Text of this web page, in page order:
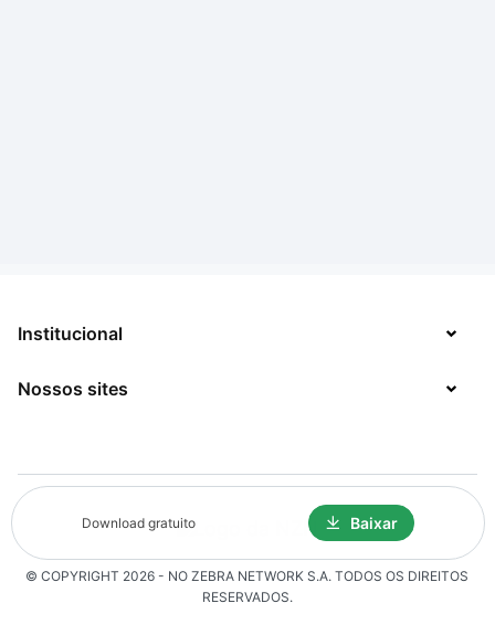
Download gratuito Baixar
Institucional
Sobre
Jobs
Política de Privacidade
Solicitação de Exclusão de Dados
Nossos sites
Mega Curioso
Minha Série
Click Jogos
© COPYRIGHT 2026 - NO ZEBRA NETWORK S.A. TODOS OS DIREITOS
RESERVADOS.